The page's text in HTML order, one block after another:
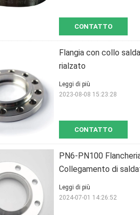
CONTATTO
Flangia con collo
rialzato
CONTATTO
Leggi di più
2023-08-08 15:23:28
PN6-PN100
Collegamento di
Leggi di più
2024-07-01 14:26:52